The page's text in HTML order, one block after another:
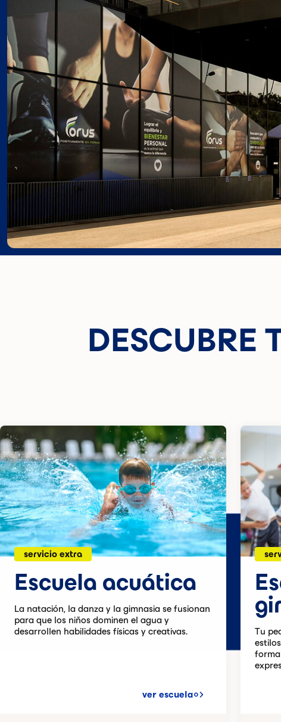
DESCUBRE
servicio extra
Escuela acuática
La natación, la danza y la gimnasia se fusionan
para que los niños dominen el agua y
desarrollen habilidades físicas y creativas.
ver escuela
Tu
forma